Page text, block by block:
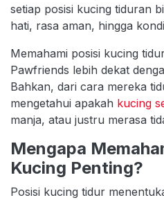
setiap posisi kucing tiduran
hati, rasa aman, hingga
Memahami posisi kucing
Pawfriends lebih dekat
Bahkan, dari cara mereka
mengetahui apakah kucing
manja, atau justru merasa
Mengapa
Kucing Penting?
Posisi kucing tidur